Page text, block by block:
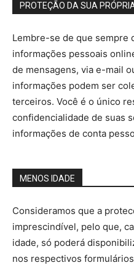
PROTEÇÃO DA SUA
Lembre-se de que sempre
informações pessoais
de mensagens, via e-mail
informações podem ser
terceiros. Você é o único
confidencialidade de suas
informações de conta
MENOS IDADE
Consideramos que a
imprescindível, pelo que,
idade, só poderá
nos respectivos